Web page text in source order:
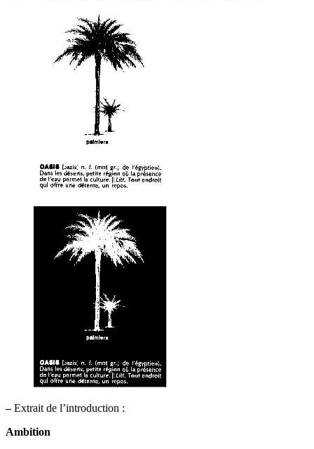
–Extrait de l’introduction :
Ambition